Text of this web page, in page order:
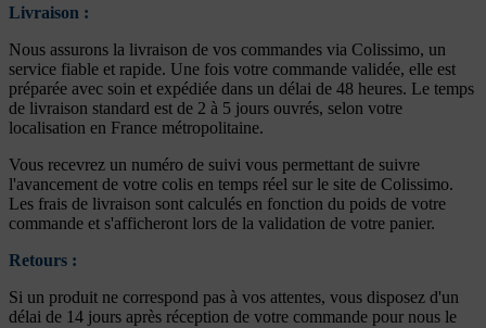
Livraison :
Nous assurons la livraison de vos commandes via Colissimo, un
service fiable et rapide. Une fois votre commande validée, elle est
préparée avec soin et expédiée dans un délai de 48 heures. Le temps
de livraison standard est de 2 à 5 jours ouvrés, selon votre
localisation en France métropolitaine.
Vous recevrez un numéro de suivi vous permettant de suivre
l'avancement de votre colis en temps réel sur le site de Colissimo.
Les frais de livraison sont calculés en fonction du poids de votre
commande et s'afficheront lors de la validation de votre panier.
Retours :
Si un produit ne correspond pas à vos attentes, vous disposez d'un
délai de 14 jours après réception de votre commande pour nous le